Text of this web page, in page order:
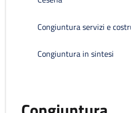
Congiuntura servizi e
Congiuntura in sintesi